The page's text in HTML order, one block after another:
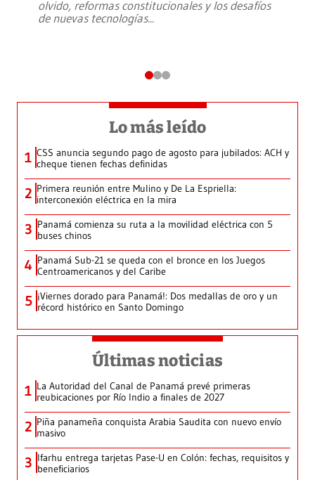
olvido, reformas constitucionales y los desafíos
de nuevas tecnologías...
Lo más leído
1 CSS anuncia segundo pago de agosto para jubilados: ACH y
cheque tienen fechas definidas
2 Primera reunión entre Mulino y De La Espriella:
interconexión eléctrica en la mira
3 Panamá comienza su ruta a la movilidad eléctrica con 5
buses chinos
4 Panamá Sub-21 se queda con el bronce en los Juegos
Centroamericanos y del Caribe
5 ¡Viernes dorado para Panamá!: Dos medallas de oro y un
récord histórico en Santo Domingo
Últimas noticias
1 La Autoridad del Canal de Panamá prevé primeras
reubicaciones por Río Indio a finales de 2027
2 Piña panameña conquista Arabia Saudita con nuevo envío
masivo
3 Ifarhu entrega tarjetas Pase-U en Colón: fechas, requisitos y
beneficiarios